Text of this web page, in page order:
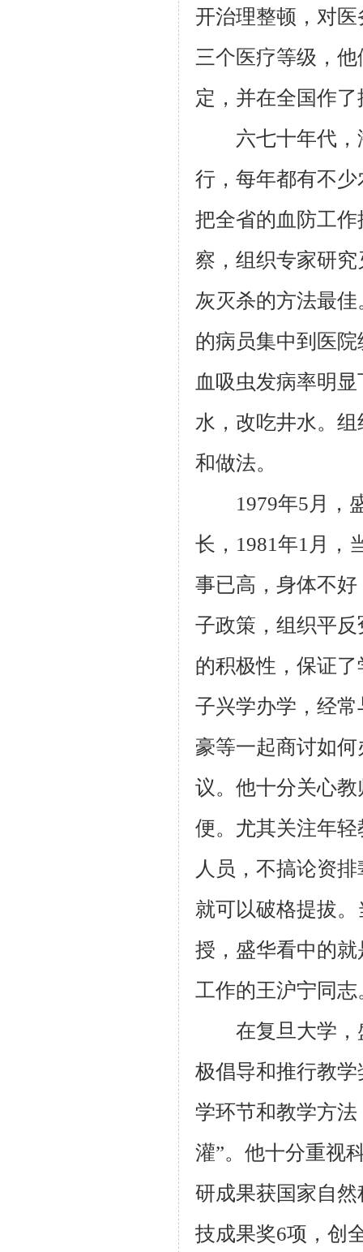
开治理整顿，对
三个医疗等级，
定，并在全国作
六七十年代，
行，每年都有不
把全省的血防工
察，组织专家研
灰灭杀的方法最
的病员集中到医
血吸虫发病率明
水，改吃井水。
和做法。
1979年5月，盛
长，1981年1月，
事已高，身体不
子政策，组织平
的积极性，保证
子兴学办学，经
豪等一起商讨如
议。他十分关心
便。尤其关注年
人员，不搞论资
就可以破格提拔
授，盛华看中的
工作的王沪宁同志
在复旦大学，
极倡导和推行教
学环节和教学方
灌”。他十分重视
研成果获国家自
技成果奖6项，创